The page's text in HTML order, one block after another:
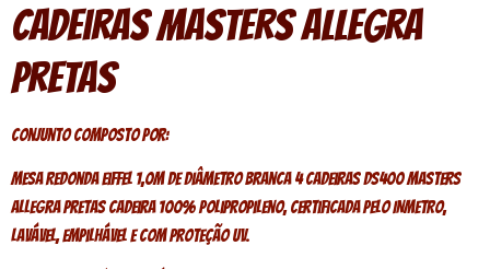
Cadeiras Masters Allegra
Pretas
Conjunto composto por:
Mesa Redonda Eiffel 1,0m de diâmetro Branca 4 Cadeiras DS400 Masters
Allegra Pretas Cadeira 100% polipropileno, certificada pelo INMETRO,
lavável, empilhável e com proteção UV.